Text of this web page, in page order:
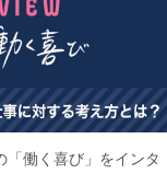
「働く喜び」をインタ